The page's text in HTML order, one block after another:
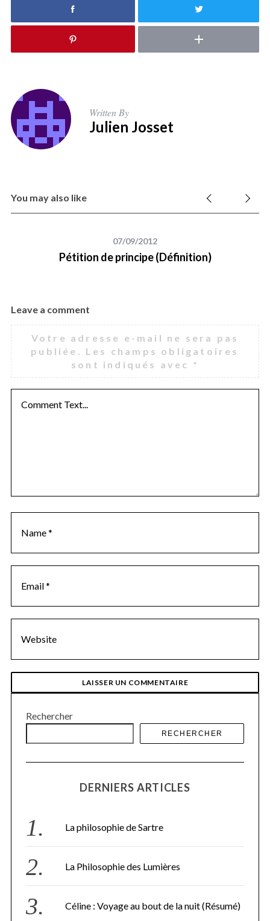
Written By
Julien Josset
You may also like
07/09/2012
Pétition de principe (Définition)
Leave a comment
Votre adresse e-mail ne sera pas
publiée. Les champs obligatoires
sont indiqués avec *
Rechercher
RECHERCHER
DERNIERS ARTICLES
La philosophie de Sartre
La Philosophie des Lumières
Céline : Voyage au bout de la nuit (Résumé)